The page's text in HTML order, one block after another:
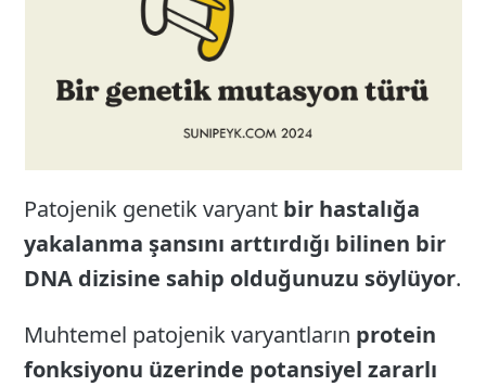
Patojenik genetik varyant bir hastalığa
yakalanma şansını arttırdığı bilinen bir
DNA dizisine sahip olduğunuzu söylüyor.
Muhtemel patojenik varyantların protein
fonksiyonu üzerinde potansiyel zararlı